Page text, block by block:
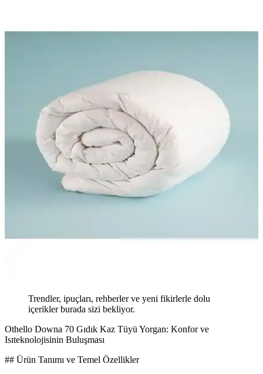
Trendler, ipuçları, rehberler ve yeni fikirlerle dolu
içerikler burada sizi bekliyor.
Othello Downa 70 Gıdık Kaz Tüyü Yorgan: Konfor ve
Isıteknolojisinin Buluşması
## Ürün Tanımı ve Temel Özellikler